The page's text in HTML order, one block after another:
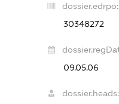
dossier.edrpo:
30348272
09.05.06
dossier.heads: